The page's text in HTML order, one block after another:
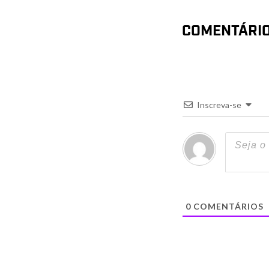
Inscreva-se
0COMENTÁRIOS